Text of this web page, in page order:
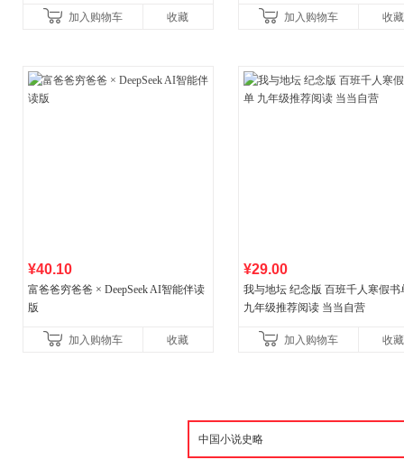
加入购物车 收藏 加入购物车 收藏
¥40.10
富爸爸穷爸爸 × DeepSeek AI智能伴读
版
加入购物车 收藏
¥29.00
我与地坛 纪念版 百班千人寒假书
九年级推荐阅读 当当自营
加入购物车 收藏